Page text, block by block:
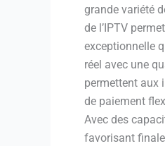
grande variété
de l’IPTV
exceptionnelle
réel avec une
permettent aux
de paiement
Avec des
favorisant